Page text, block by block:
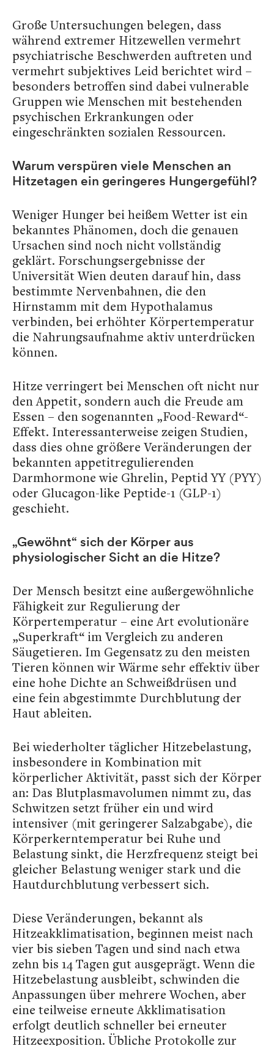
Große Untersuchungen belegen, dass
während extremer Hitzewellen vermehrt
psychiatrische Beschwerden auftreten und
vermehrt subjektives Leid berichtet wird –
besonders betroffen sind dabei vulnerable
Gruppen wie Menschen mit bestehenden
psychischen Erkrankungen oder
eingeschränkten sozialen Ressourcen.
Warum verspüren viele Menschen an
Hitzetagen ein geringeres Hungergefühl?
Weniger Hunger bei heißem Wetter ist ein
bekanntes Phänomen, doch die genauen
Ursachen sind noch nicht vollständig
geklärt. Forschungsergebnisse der
Universität Wien deuten darauf hin, dass
bestimmte Nervenbahnen, die den
Hirnstamm mit dem Hypothalamus
verbinden, bei erhöhter Körpertemperatur
die Nahrungsaufnahme aktiv unterdrücken
können.
Hitze verringert bei Menschen oft nicht nur
den Appetit, sondern auch die Freude am
Essen – den sogenannten „Food-Reward“-
Effekt. Interessanterweise zeigen Studien,
dass dies ohne größere Veränderungen der
bekannten appetitregulierenden
Darmhormone wie Ghrelin, Peptid YY (PYY)
oder Glucagon-like Peptide-1 (GLP-1)
geschieht.
„Gewöhnt“ sich der Körper aus
physiologischer Sicht an die Hitze?
Der Mensch besitzt eine außergewöhnliche
Fähigkeit zur Regulierung der
Körpertemperatur – eine Art evolutionäre
„Superkraft“ im Vergleich zu anderen
Säugetieren. Im Gegensatz zu den meisten
Tieren können wir Wärme sehr effektiv über
eine hohe Dichte an Schweißdrüsen und
eine fein abgestimmte Durchblutung der
Haut ableiten.
Bei wiederholter täglicher Hitzebelastung,
insbesondere in Kombination mit
körperlicher Aktivität, passt sich der Körper
an: Das Blutplasmavolumen nimmt zu, das
Schwitzen setzt früher ein und wird
intensiver (mit geringerer Salzabgabe), die
Körperkerntemperatur bei Ruhe und
Belastung sinkt, die Herzfrequenz steigt bei
gleicher Belastung weniger stark und die
Hautdurchblutung verbessert sich.
Diese Veränderungen, bekannt als
Hitzeakklimatisation, beginnen meist nach
vier bis sieben Tagen und sind nach etwa
zehn bis 14 Tagen gut ausgeprägt. Wenn die
Hitzebelastung ausbleibt, schwinden die
Anpassungen über mehrere Wochen, aber
eine teilweise erneute Akklimatisation
erfolgt deutlich schneller bei erneuter
Hitzeexposition. Übliche Protokolle zur